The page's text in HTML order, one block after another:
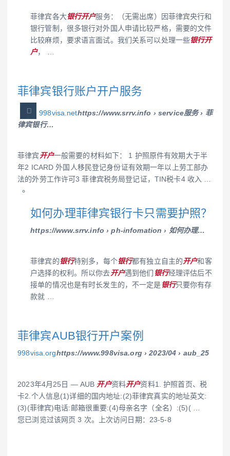
菲律宾各大银行开户服务：（无需出席）因菲律宾央行和
银行管制，很多银行对外国人申请比较严格，需要的文件
比较麻烦，要求语言面试。我们关系可以处理一些银行开
户， …
菲律宾银行账户开户服务
998visa.nethttps://www.srrv.info › service服务 › 菲
律宾银行…
菲律宾开户一般需要的材料如下： 1 护照原件有效期大于半
年2 ICARD 外国人移民登记身份证有效期一年以上劳工部办
法的外劳工作许可3 菲律宾税务局登记证，TIN税卡4 收入 …
如何办理菲律宾银行卡只需要护照？
https://www.srrv.info › ph-infomation › 如何办理…
菲律宾的银行特别多，每个银行都有独立自主的开户和客
户选择的权利。所以你去开户遇到他们 银行经理评估后不
接单的情况也是有时长发生的，不一定是银行只要你有存
款就 …
菲律宾AUB银行开户案例
998visa.orghttps://www.998visa.org › 2023/04 › aub_25
2023年4月25日 — AUB 开户资料开户资料1. 护照首页、税
卡2.个人信息(1)详细的国内地址:(2)菲律宾真实的地址英文:
(3)(菲律宾)电话:邮箱很重要:(4)母亲名字（全名）:(5)( …
您已浏览过该网页 3 次。上次访问日期：23-5-8